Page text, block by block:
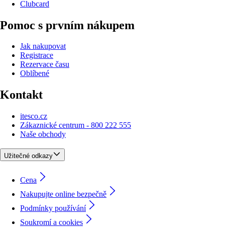
Clubcard
Pomoc s prvním nákupem
Jak nakupovat
Registrace
Rezervace času
Oblíbené
Kontakt
itesco.cz
Zákaznické centrum - 800 222 555
Naše obchody
Užitečné odkazy
Cena
Nakupujte online bezpečně
Podmínky používání
Soukromí a cookies